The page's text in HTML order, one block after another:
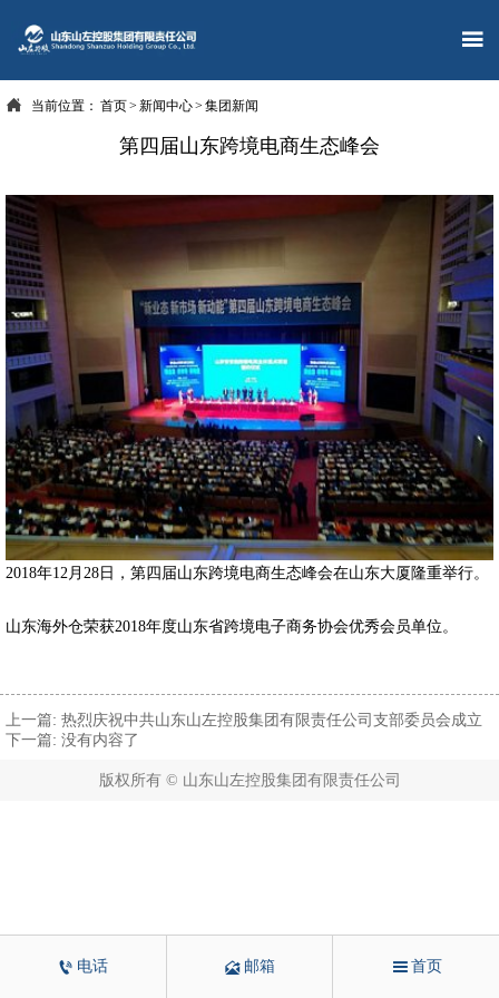

 当前位置： 首页> 新闻中心> 集团新闻
第四届山东跨境电商生态峰会
2018年12月28日，第四届山东跨境电商生态峰会在山东大厦隆重举行。
山东海外仓荣获2018年度山东省跨境电子商务协会优秀会员单位。
上一篇: 热烈庆祝中共山东山左控股集团有限责任公司支部委员会成立
下一篇: 没有内容了
版权所有 © 山东山左控股集团有限责任公司
 电话  邮箱  首页